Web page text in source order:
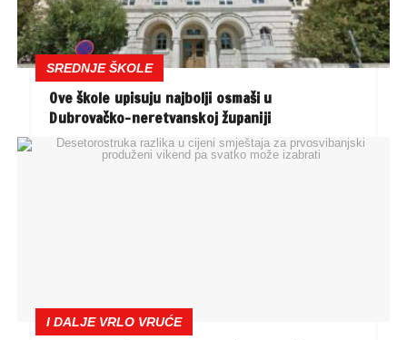
SREDNJE ŠKOLE
Ove škole upisuju najbolji osmaši u
Dubrovačko-neretvanskoj županiji
I DALJE VRLO VRUĆE